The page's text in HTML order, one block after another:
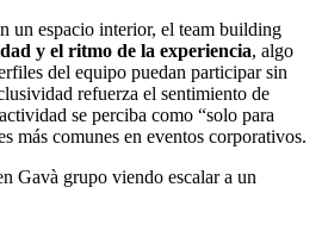
un espacio interior, el team building
y el ritmo de la experiencia, algo
del equipo puedan participar sin
refuerza el sentimiento de
se perciba como “solo para
más comunes en eventos corporativos.